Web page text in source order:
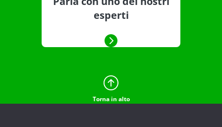
esperti
Torna in alto